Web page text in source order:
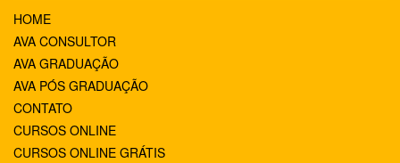
HOME
AVA CONSULTOR
AVA GRADUAÇÃO
AVA PÓS GRADUAÇÃO
CONTATO
CURSOS ONLINE
CURSOS ONLINE GRÁTIS